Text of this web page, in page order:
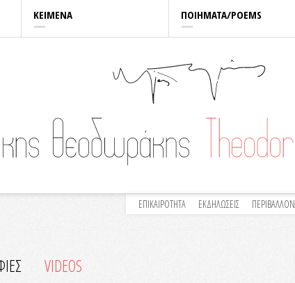
ΚΕΙΜΕΝΑ ΠΟΙΗΜΑΤΑ/POEMS
ΕΠΙΚΑΙΡΟΤΗΤΑ ΕΚΔΗΛΩΣΕΙΣ ΠΕΡΙΒΑΛΛΟΝ
VIDEOS